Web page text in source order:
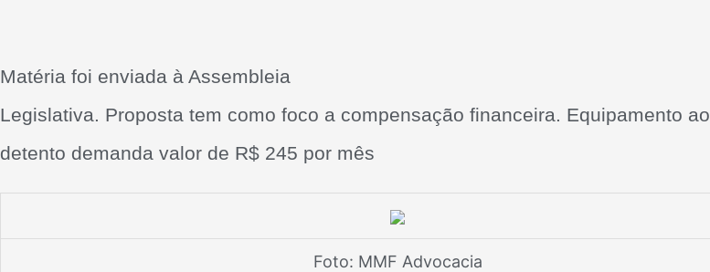
Matéria foi enviada à Assembleia
Legislativa. Proposta tem como foco a compensação financeira. Equipamento ao
detento demanda valor de R$ 245 por mês
Foto: MMF Advocacia